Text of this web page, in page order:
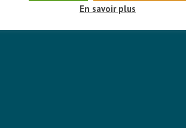
En savoir plus